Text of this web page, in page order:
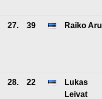
27. 39 Raiko Aru
28. 22
Lukas
Leivat